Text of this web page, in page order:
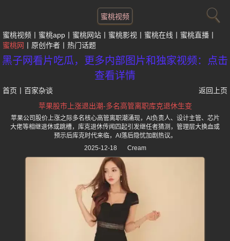
蜜桃视频
蜜桃视频 蜜桃app 蜜桃网站 蜜桃影视 蜜桃在线
蜜桃直播
蜜桃网
原创作者 热门话题
黑子网看片吃瓜，更多内部图片和独家视频：点击
查看详情
首页 百家杂谈
返回上页
苹果股市上涨退出潮-多名高管离职库克退休生变
苹果公司股价上涨之际多名核心高管离职潮涌现，AI负责人、设计主管、芯片
大佬等相继退休或跳槽，库克退休传闻四起引发继任者猜测，管理层大换血或
预示后库克时代来临，AI落后隐忧加剧热议。
2025-12-18
Cream